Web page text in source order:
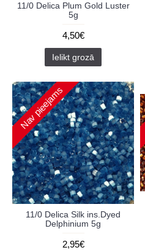
11/0 Delica Plum Gold Luster
5g
4,50€
Ielikt grozā
Nav pieejams
11/0 Delica Silk ins.Dyed
Delphinium 5g
2,95€